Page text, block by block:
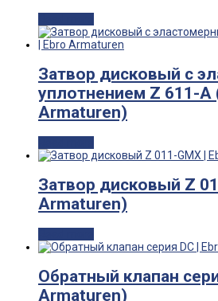
Затвор дисковый с
уплотнением Z 611-A
Armaturen)
Затвор дисковый Z
Armaturen)
Обратный клапан
Armaturen)